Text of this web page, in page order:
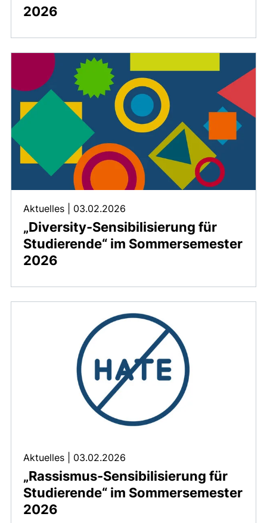
2026
„Diversity-Sensibilisierung für
Studierende“ im Sommersemester
2026
Aktuelles 03.02.2026
„Rassismus-Sensibilisierung für
Studierende“ im Sommersemester
2026
Aktuelles 03.02.2026